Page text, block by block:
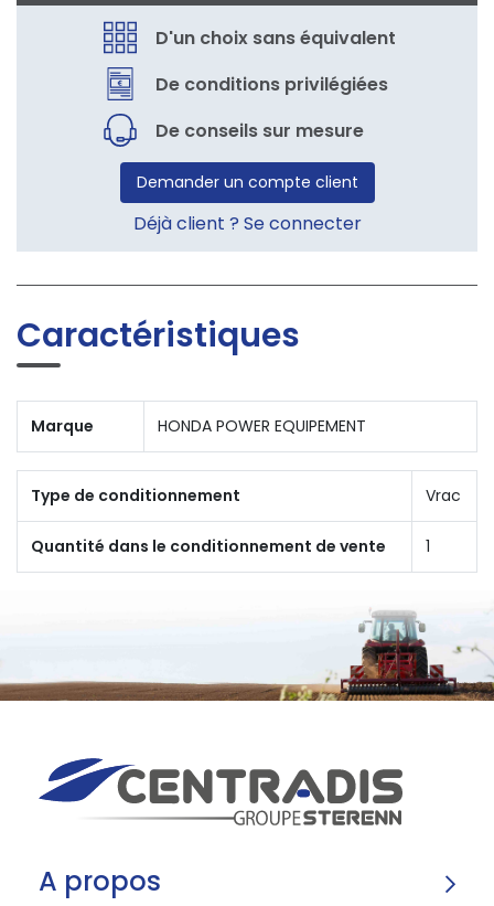
D'un choix sans équivalent
De conditions privilégiées
De conseils sur mesure
Demander un compte client
Déjà client ? Se connecter
Caractéristiques
Marque HONDA POWER EQUIPEMENT
Type de conditionnement Vrac
Quantité dans le conditionnement de vente 1
A propos